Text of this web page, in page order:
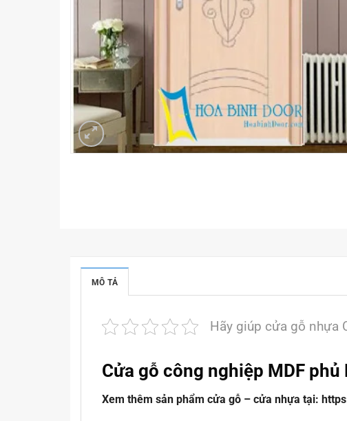
MÔ TẢ
Hãy giúp cửa gỗ nhựa
Cửa gỗ công nghiệp MDF phủ
Xem thêm sản phẩm cửa gỗ – cửa nhựa tại: